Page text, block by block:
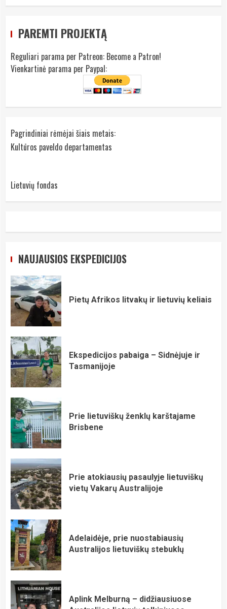
PAREMTI PROJEKTĄ
Reguliari parama per Patreon: Become a Patron!
Vienkartinė parama per Paypal:
Pagrindiniai rėmėjai šiais metais:
Kultūros paveldo departamentas
Lietuvių fondas
NAUJAUSIOS EKSPEDICIJOS
Pietų Afrikos litvakų ir lietuvių keliais
Ekspedicijos pabaiga – Sidnėjuje ir
Tasmanijoje
Prie lietuviškų ženklų karštajame
Brisbene
Prie atokiausių pasaulyje lietuviškų
vietų Vakarų Australijoje
Adelaidėje, prie nuostabiausių
Australijos lietuviškų stebuklų
Aplink Melburną – didžiausiuose